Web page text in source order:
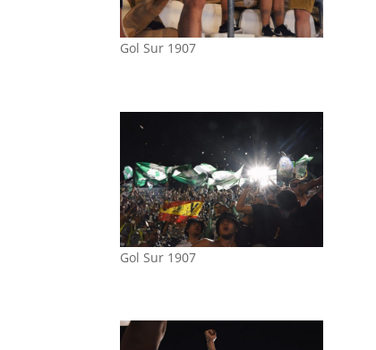
Gol Sur 1907
Gol Sur 1907